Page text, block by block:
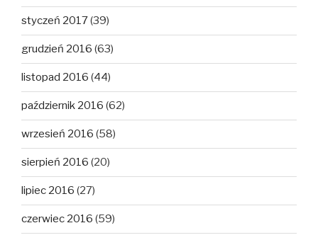
styczeń 2017(39)
grudzień 2016 (63)
listopad 2016 (44)
październik 2016 (62)
wrzesień 2016 (58)
sierpień 2016 (20)
lipiec 2016 (27)
czerwiec 2016 (59)